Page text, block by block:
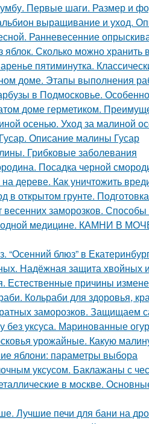
Первые шаги. Размер и
выращивание и уход.
Ранневесенние
яблок. Сколько можно хранить
пятиминутка.
доме. Этапы выполнения
в Подмосковье.
доме герметиком.
осенью. Уход за малиной
Описание малины Гусар
Грибковые заболевания
Посадка черной
на дереве. Как уничтожить
в открытом грунте.
весенних заморозков.
медицине. КАМНИ В
“Осенний блюз” в
Надёжная защита хвойных
Естественные причины
Кольраби для здоровья,
заморозков. Защищаем
без уксуса. Маринованные
урожайные. Какую
яблони: параметры выбора
уксусом. Баклажаны с
в москве.
Лучшие печи для бани на